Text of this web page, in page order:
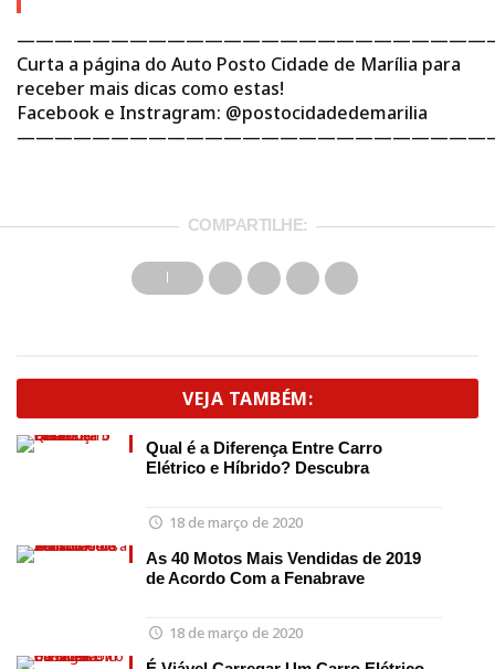
Curta a página do Auto Posto Cidade de Marília para
receber mais dicas como estas!
Facebook e Instragram: @postocidadedemarilia
COMPARTILHE:
VEJA TAMBÉM:
Qual é a Diferença Entre Carro
Elétrico e Híbrido? Descubra
18 de março de 2020
As 40 Motos Mais Vendidas de 2019
de Acordo Com a Fenabrave
18 de março de 2020